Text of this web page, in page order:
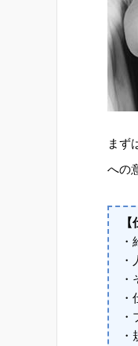
まず
への